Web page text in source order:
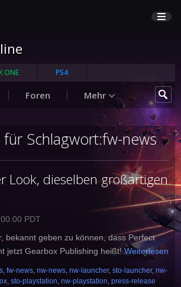
ONE PS4
Foren Mehr
für Schlagwort:fw-news
Look, dieselben großartigen
PDT
bekannt geben zu können, dass Perfect
jetzt Gearbox Publishing heißt!Weiterlesen
, fw-news, nw-news, nw-launcher, sto-launcher, nw-
, sto-playstation, nw-playstation, press-release